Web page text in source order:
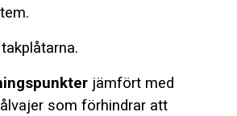
jämfört med
som förhindrar att